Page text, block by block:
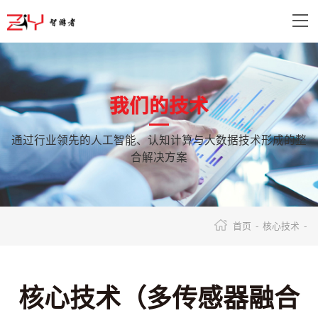
我们的技术
通过行业领先的人工智能、认知计算与大数据技术形成的整
合解决方案
首页 - 核心技术 -
核心技术（多传感器融合